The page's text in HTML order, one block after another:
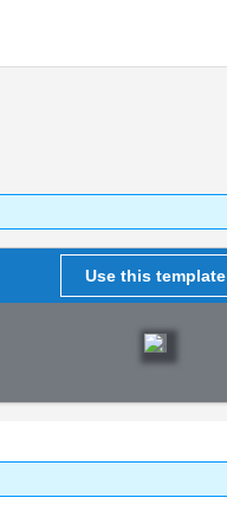
Use this template